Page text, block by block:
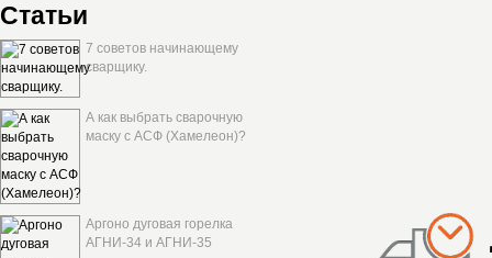
Статьи
7 советов начинающему
сварщику.
А как выбрать сварочную
маску с АСФ (Хамелеон)?
Аргоно дуговая горелка
АГНИ-34 и АГНИ-35